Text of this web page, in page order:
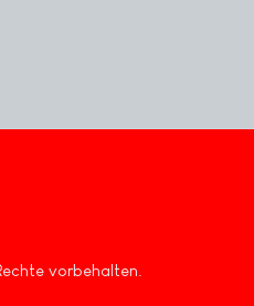
vorbehalten.